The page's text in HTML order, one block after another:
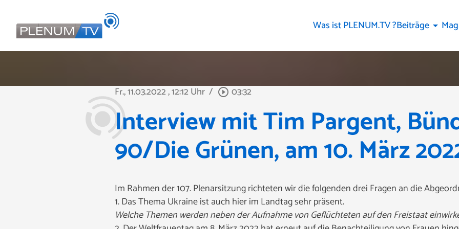
Was ist PLENUM.TV ?Beiträge arrow_drop_down
Fr., 11.03.2022, 12:12 Uhr / play_circle_outline 03:32
Interview mit Tim Pargent,
90/Die Grünen, am 10. März
Im Rahmen der 107. Plenarsitzung richteten wir die folgenden drei Fragen an die
1.Das Thema Ukraine ist auch hierim Landtag sehr präsent.
Welche Themen werden neben der Aufnahme von Geflüchteten auf den Freistaat